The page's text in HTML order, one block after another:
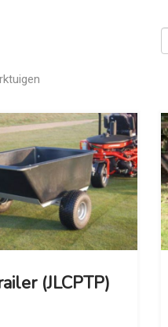
(JLCPTP)